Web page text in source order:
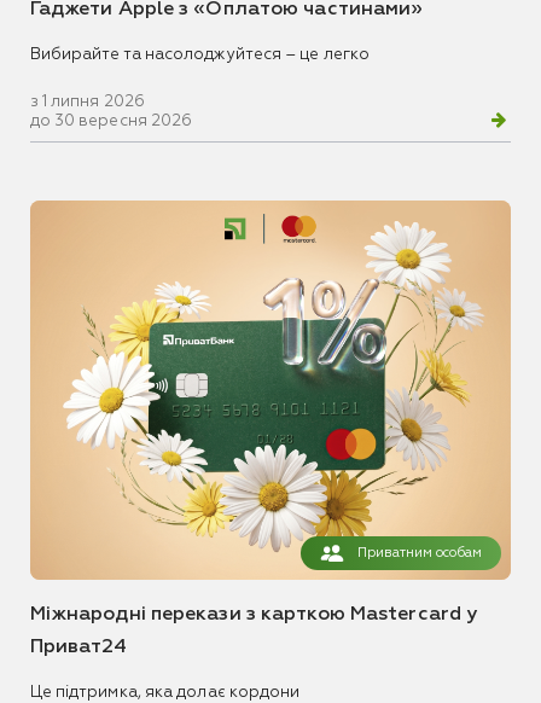
Гаджети Apple з «Оплатою частинами»
Вибирайте та насолоджуйтеся – це легко
з 1 липня 2026
до 30 вересня 2026
Приватним особам
Міжнародні перекази з карткою Mastercard у
Приват24
Це підтримка, яка долає кордони